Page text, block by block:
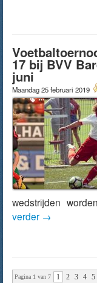
17 bij BVV
juni
Maandag 25 februari 2019
wedstrijden
verder →
Pagina 1 van 7 1 2 3 4 5